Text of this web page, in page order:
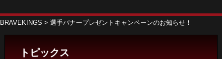
BRAVEKINGS > 選手バナープレゼントキャンペーンのお知らせ！
トピックス